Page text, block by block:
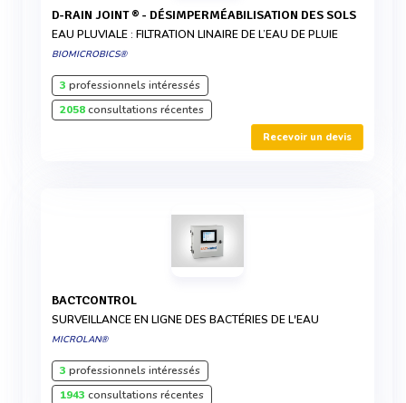
D-RAIN JOINT ® - DÉSIMPERMÉABILISATION DES SOLS
EAU PLUVIALE : FILTRATION LINAIRE DE L’EAU DE PLUIE
BIOMICROBICS®
3 professionnels intéressés
2058consultations récentes
Recevoir un devis
BACTCONTROL
SURVEILLANCE EN LIGNE DES BACTÉRIES DE L'EAU
MICROLAN®
3 professionnels intéressés
1943 consultations récentes